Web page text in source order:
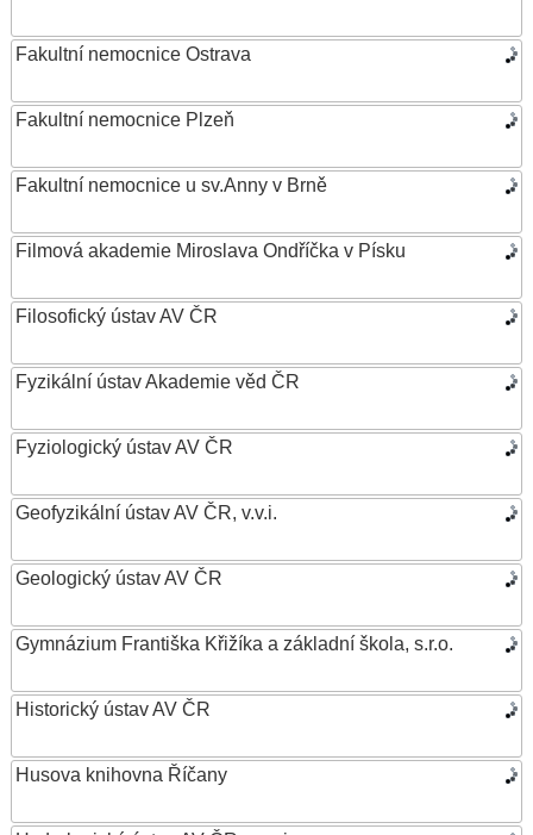
Fakultní nemocnice Ostrava
Fakultní nemocnice Plzeň
Fakultní nemocnice u sv.Anny v Brně
Filmová akademie Miroslava Ondříčka v Písku
Filosofický ústav AV ČR
Fyzikální ústav Akademie věd ČR
Fyziologický ústav AV ČR
Geofyzikální ústav AV ČR, v.v.i.
Geologický ústav AV ČR
Gymnázium Františka Křižíka a základní škola, s.r.o.
Historický ústav AV ČR
Husova knihovna Říčany